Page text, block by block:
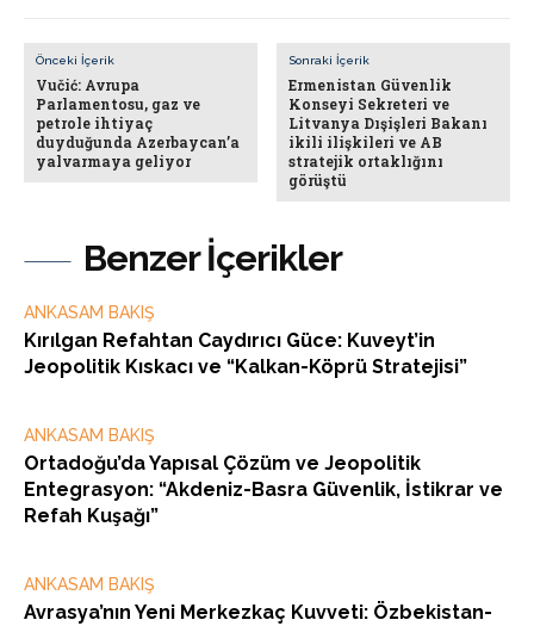
Benzer İçerikler
ANKASAM BAKIŞ
Kırılgan Refahtan Caydırıcı Güce: Kuveyt’in
Jeopolitik Kıskacı ve “Kalkan-Köprü Stratejisi”
ANKASAM BAKIŞ
Ortadoğu’da Yapısal Çözüm ve Jeopolitik
Entegrasyon: “Akdeniz-Basra Güvenlik, İstikrar ve
Refah Kuşağı”
ANKASAM BAKIŞ
Avrasya’nın Yeni Merkezkaç Kuvveti: Özbekistan-
Önceki İçerik
Vučić: Avrupa
Parlamentosu, gaz ve
petrole ihtiyaç
duyduğunda Azerbaycan’a
yalvarmaya geliyor
Sonraki İçerik
Ermenistan Güvenlik
Konseyi Sekreteri ve
Litvanya Dışişleri Bakanı
ikili ilişkileri ve AB
stratejik ortaklığını
görüştü